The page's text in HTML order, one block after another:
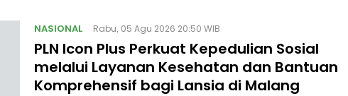
NASIONAL Rabu, 05 Agu 2026 20:50 WIB
PLN Icon Plus Perkuat Kepedulian Sosial
melalui Layanan Kesehatan dan Bantuan
Komprehensif bagi Lansia di Malang